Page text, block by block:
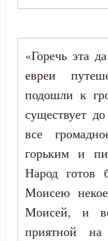
«Горечь эта
евреи
подошли к
существует
все
горьким и
Народ готов
Моисею
Моисей, и
приятной